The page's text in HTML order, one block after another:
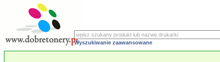
Wyszukiwanie zaawansowane